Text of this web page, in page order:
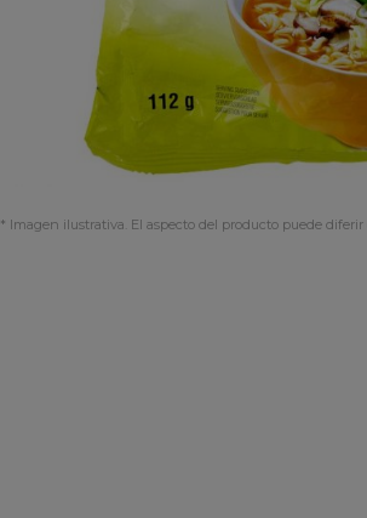
* Imagen ilustrativa. El aspecto del producto puede diferir